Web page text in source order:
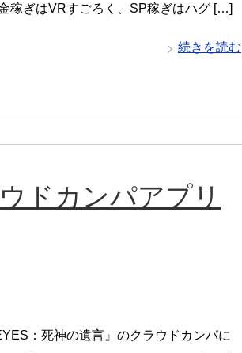
稼ぎはVRすごろく、SP稼ぎはハグ […]
続きを読む
ドカンパアプリ
：死神の遺言』のクラウドカンパに